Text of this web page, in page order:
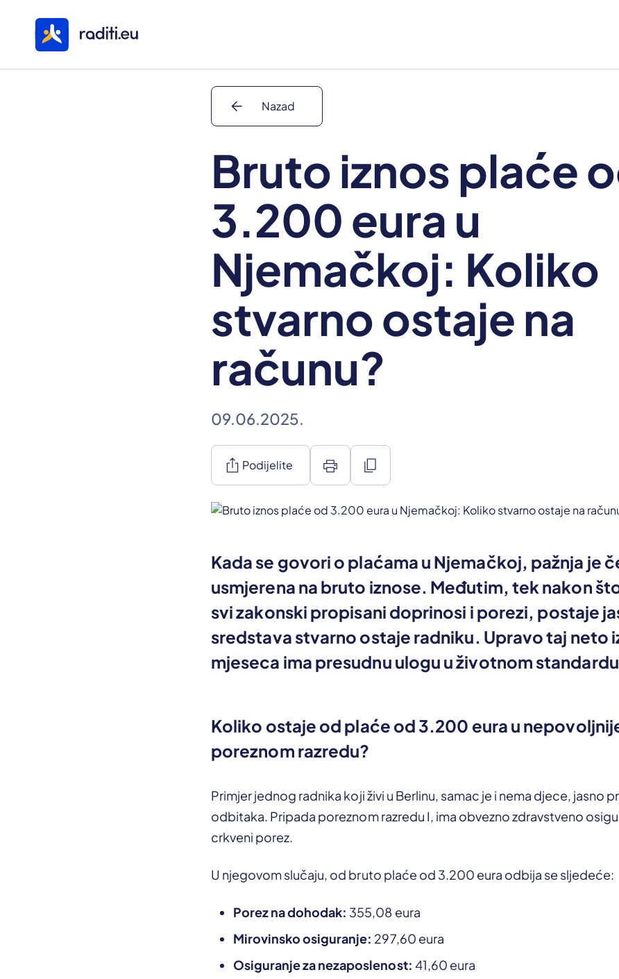
arrow_back Nazad
Bruto iznos plaće
3.200 eura u
Njemačkoj: Koliko
stvarno ostaje na
računu?
09.06.2025.
ios_share Podijelite print content_copy
Kada se govori o plaćama u Njemačkoj, pažnja je
usmjerena na bruto iznose. Međutim, tek nakon
svi zakonski propisani doprinosi i porezi, postaje
sredstava stvarno ostaje radniku. Upravo taj neto
mjeseca ima presudnu ulogu u životnom
Koliko ostaje od plaće od 3.200 eura u
poreznom razredu?
Primjer jednog radnika koji živi u Berlinu, samac je i nema djece, jasno
odbitaka. Pripada poreznom razredu I, ima obvezno zdravstveno
crkveni porez.
U njegovom slučaju, od bruto plaće od 3.200 eura odbija se sljedeće:
Porez na dohodak: 355,08 eura
Mirovinsko osiguranje: 297,60 eura
Osiguranje za nezaposlenost: 41,60 eura